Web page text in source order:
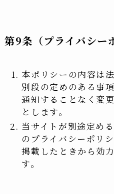
第9条（プライバシー
本ポリシーの内容は
別段の定めのある事
通知することなく変
とします。
当サイトが別途定め
のプライバシーポリ
掲載したときから効
す。